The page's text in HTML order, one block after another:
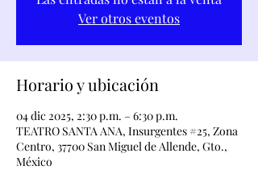
Ver otros eventos
Horario y ubicación
04 dic 2025, 2:30 p.m. – 6:30 p.m.
TEATRO SANTA ANA, Insurgentes #25, Zona
Centro, 37700 San Miguel de Allende, Gto.,
México